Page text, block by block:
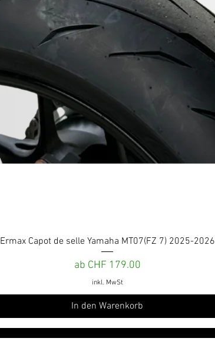
Schnellansicht
Ermax Capot de selle Yamaha MT07(FZ 7) 2025-2026
ab CHF 179.00
Sale-Preis
inkl. MwSt
In den Warenkorb